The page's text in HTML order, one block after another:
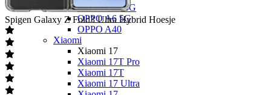
OPPO A6x 5G
OPPO A6 5G
OPPO A40
Xiaomi
Xiaomi 17
Xiaomi 17T Pro
Xiaomi 17T
Xiaomi 17 Ultra
Spigen Galaxy Z Fold3 Ultra Hybrid Hoesje